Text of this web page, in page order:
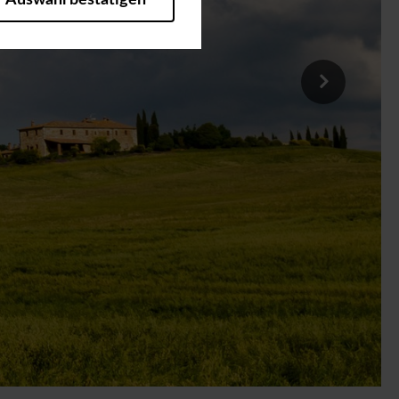
jederzeit widerrufen. Die
ich zu, weitere
habe ich zur Kenntnis
Funktionalitäten.
möchten, um Ihnen
und Analysenvon
Seiten unseres Web-Auftritts
zu
Nutzung dieser Tools findet
des Seitenbesuchs
die kein mit der EU
US-Behörden, zu Kontroll-
können. Sie können Ihre